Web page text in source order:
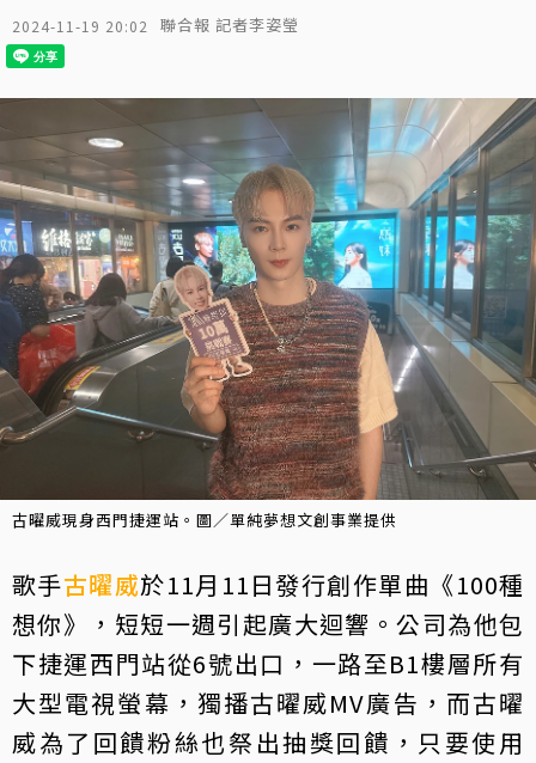
2024-11-19 20:02 聯合報 記者李姿瑩
古曜威現身西門捷運站。圖／單純夢想文創事業提供
歌手古曜威於11月11日發行創作單曲《100種
想你》，短短一週引起廣大迴響。公司為他包
下捷運西門站從6號出口，一路至B1樓層所有
大型電視螢幕，獨播古曜威MV廣告，而古曜
威為了回饋粉絲也祭出抽獎回饋，只要使用